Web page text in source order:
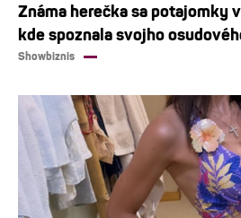
Známa herečka sa potajomky
kde spoznala svojho
Showbiznis